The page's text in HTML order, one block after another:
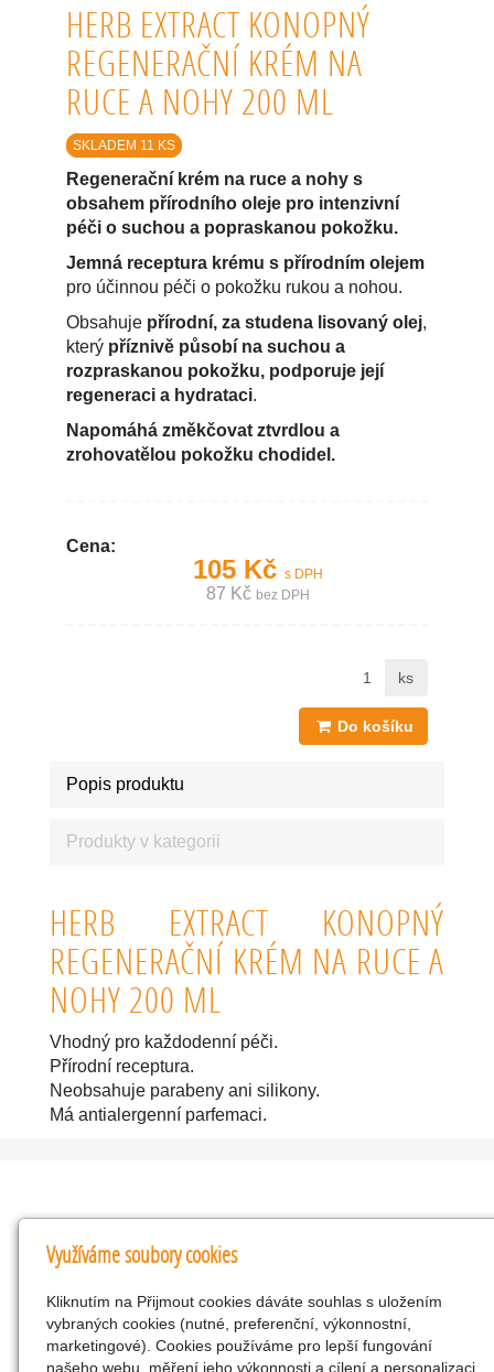
HERB EXTRACT KONOPNÝ
REGENERAČNÍ KRÉM NA
RUCE A NOHY 200 ML
SKLADEM 11 KS
Regenerační krém na ruce a nohy s
obsahem přírodního oleje pro intenzivní
péči o suchou a popraskanou pokožku.
Jemná receptura krému s přírodním olejem
pro účinnou péči o pokožku rukou a nohou.
Obsahuje přírodní, za studena lisovaný olej,
který příznivě působí na suchou a
rozpraskanou pokožku, podporuje její
regeneraci a hydrataci.
Napomáhá změkčovat ztvrdlou a
zrohovatělou pokožku chodidel.
Cena:
105 Kč s DPH
87 Kč bez DPH
ks
Do košíku
Popis produktu
Produkty v kategorii
HERB EXTRACT KONOPNÝ
REGENERAČNÍ KRÉM NA RUCE A
NOHY 200 ML
Vhodný pro každodenní péči.
Přírodní receptura.
Neobsahuje parabeny ani silikony.
Má antialergenní parfemaci.
Kontakty
KNK obchodní společnost s r.o.
Komenského 127, Žacléř, 542 01 Číslo účtu:
286293602/0300
25298518
Využíváme soubory cookies
Kliknutím na Přijmout cookies dáváte souhlas s uložením
vybraných cookies (nutné, preferenční, výkonnostní,
marketingové). Cookies používáme pro lepší fungování
našeho webu, měření jeho výkonnosti a cílení a personalizaci